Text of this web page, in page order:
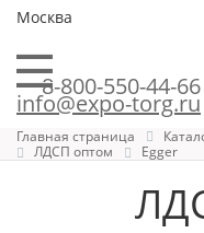
Москва
8-800-550-44-66
info@expo-torg.ru
Главная страница
ЛДСП оптом
Egger